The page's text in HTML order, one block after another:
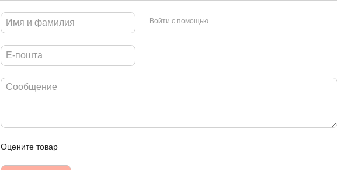
Войти с помощью
Оцените товар